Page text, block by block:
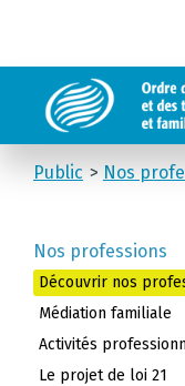
Public Nos
Nos professions
Découvrir nos
Médiation familiale
Activités
Le projet de loi 21